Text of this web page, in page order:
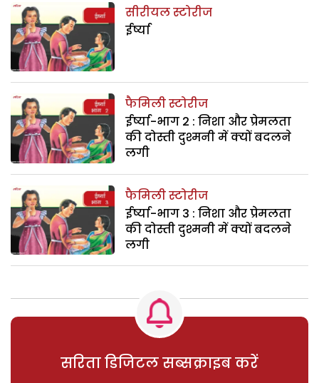
सीरीयल स्टोरीज
ईर्ष्या
फैमिली स्टोरीज
ईर्ष्या-भाग 2 : निशा और प्रेमलता
की दोस्ती दुश्मनी में क्यों बदलने
लगी
फैमिली स्टोरीज
ईर्ष्या-भाग 3 : निशा और प्रेमलता
की दोस्ती दुश्मनी में क्यों बदलने
लगी
सरिता डिजिटल सब्सक्राइब करें